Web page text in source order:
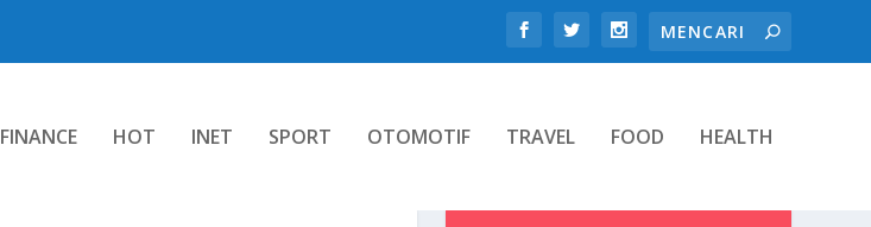
FINANCE HOT INET SPORT OTOMOTIF TRAVEL FOOD HEALTH